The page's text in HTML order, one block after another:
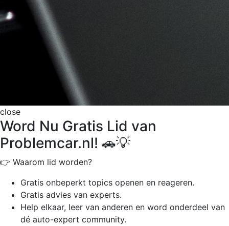
close
Word Nu Gratis Lid van
Problemcar.nl! 🚗💡
👉 Waarom lid worden?
Gratis onbeperkt topics openen en reageren.
Gratis advies van experts.
Help elkaar, leer van anderen en word onderdeel van
dé auto-expert community.